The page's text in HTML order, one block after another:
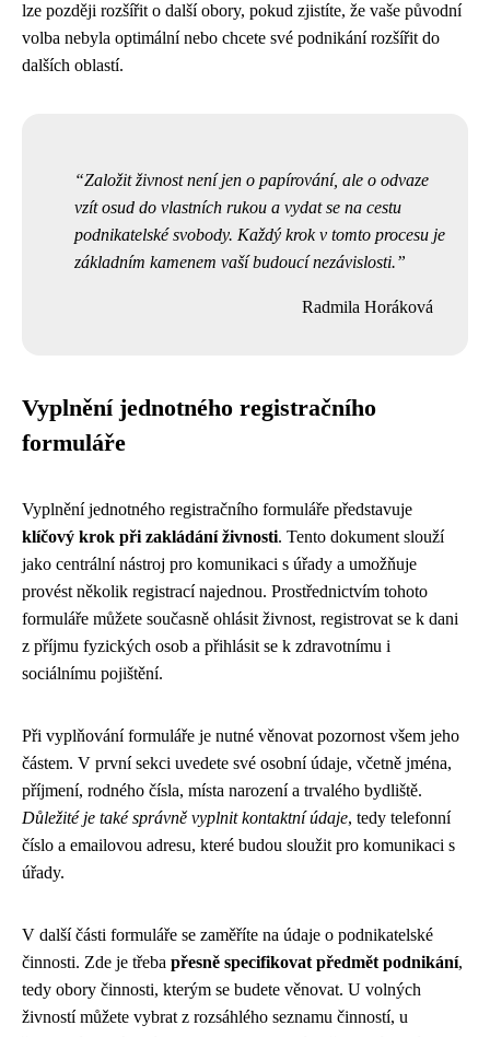
lze později rozšířit o další obory, pokud zjistíte, že vaše původní
volba nebyla optimální nebo chcete své podnikání rozšířit do
dalších oblastí.
Založit živnost není jen o papírování, ale o odvaze
vzít osud do vlastních rukou a vydat se na cestu
podnikatelské svobody. Každý krok v tomto procesu je
základním kamenem vaší budoucí nezávislosti.
Radmila Horáková
Vyplnění jednotného registračního
formuláře
Vyplnění jednotného registračního formuláře představuje
klíčový krok při zakládání živnosti. Tento dokument slouží
jako centrální nástroj pro komunikaci s úřady a umožňuje
provést několik registrací najednou. Prostřednictvím tohoto
formuláře můžete současně ohlásit živnost, registrovat se k dani
z příjmu fyzických osob a přihlásit se k zdravotnímu i
sociálnímu pojištění.
Při vyplňování formuláře je nutné věnovat pozornost všem jeho
částem. V první sekci uvedete své osobní údaje, včetně jména,
příjmení, rodného čísla, místa narození a trvalého bydliště.
Důležité je také správně vyplnit kontaktní údaje, tedy telefonní
číslo a emailovou adresu, které budou sloužit pro komunikaci s
úřady.
V další části formuláře se zaměříte na údaje o podnikatelské
činnosti. Zde je třeba přesně specifikovat předmět podnikání,
tedy obory činnosti, kterým se budete věnovat. U volných
živností můžete vybrat z rozsáhlého seznamu činností, u